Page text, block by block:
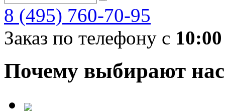
8 (495) 760-70-95
Заказ по телефону с 10:00
Почему выбирают нас